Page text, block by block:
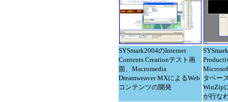
SYSmark2004のInternet
Contents Creationテスト画
面、Macromedia
Dreamweaver MXによるWeb
コンテンツの開発
タベー
WinZip
が行な